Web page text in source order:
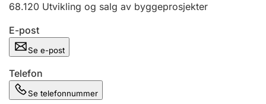
Andre tema
68.120 Utvikling og salg av byggeprosjekter
E-post
Se e-post
Telefon
Se telefonnummer